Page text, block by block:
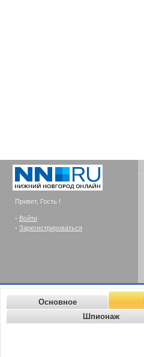
Привет, Гость !
- Войти
- Зарегистрироваться
Основное
Шпионаж